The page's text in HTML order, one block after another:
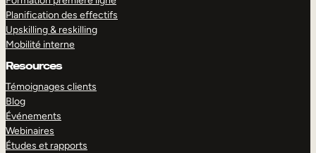
Planification des effectifs
Upskilling & reskilling
Mobilité interne
Resources
Témoignages clients
Blog
Événements
Webinaires
Études et rapports